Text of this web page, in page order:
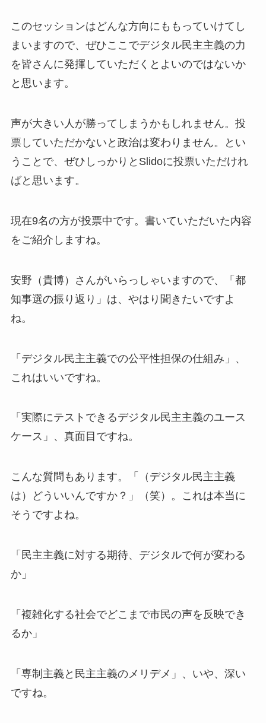
このセッションはどんな方向にももっていけてし
まいますので、ぜひここでデジタル民主主義の力
を皆さんに発揮していただくとよいのではないか
と思います。
声が大きい人が勝ってしまうかもしれません。投
票していただかないと政治は変わりません。とい
うことで、ぜひしっかりとSlidoに投票いただけれ
ばと思います。
現在9名の方が投票中です。書いていただいた内容
をご紹介しますね。
安野（貴博）さんがいらっしゃいますので、「都
知事選の振り返り」は、やはり聞きたいですよ
ね。
「デジタル民主主義での公平性担保の仕組み」、
これはいいですね。
「実際にテストできるデジタル民主主義のユース
ケース」、真面目ですね。
こんな質問もあります。「（デジタル民主主義
は）どういいんですか？」（笑）。これは本当に
そうですよね。
「民主主義に対する期待、デジタルで何が変わる
か」
「複雑化する社会でどこまで市民の声を反映でき
るか」
「専制主義と民主主義のメリデメ」、いや、深い
ですね。